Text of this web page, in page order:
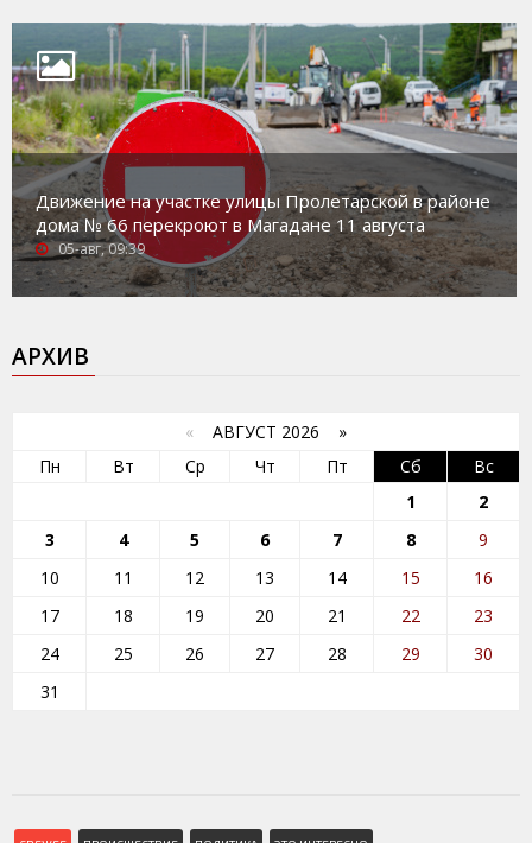
Движение на участке улицы Пролетарской в районе
дома № 66 перекроют в Магадане 11 августа
05-авг, 09:39
АРХИВ
« АВГУСТ 2026 »
Пн
Вт Ср Чт Пт Сб
Вс
1
2
3
4 5 6 7 8
9
10
11 12 13 14 15
16
17
18 19 20 21 22
23
24
25 26 27 28 29
30
31